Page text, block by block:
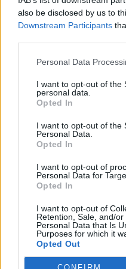
also be disclosed by us to
Downstream Participants
Personal Data
I want to opt-out of the
personal data.
Opted In
I want to opt-out of the
Personal Data.
Opted In
I want to opt-out of
Personal Data for
Opted In
I want to opt-out of
Retention, Sale, and/
Personal Data that Is
Purposes for which it
Opted Out
CONFIRM
vaiko gyvybių išgelbėti
Žinios | Lietuvos diena
Savaitės vidurys
32 laipsnių šilumos
Žinios | Orai
Nufilmavo, kaip patvino
Žinios | Lietuvos diena
V. Zalužno pasisakymą
Ukrainos politikoje: jis